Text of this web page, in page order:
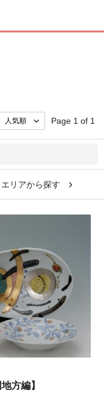
Page 1 of 1
エリアから探す
方編】